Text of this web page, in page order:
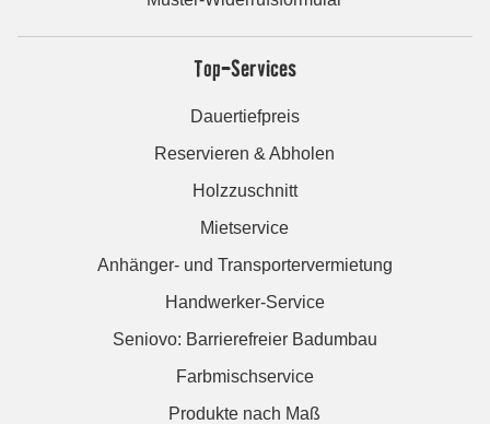
Top-Services
Dauertiefpreis
Reservieren & Abholen
Holzzuschnitt
Mietservice
Anhänger- und Transportervermietung
Handwerker-Service
Seniovo: Barrierefreier Badumbau
Farbmischservice
Produkte nach Maß